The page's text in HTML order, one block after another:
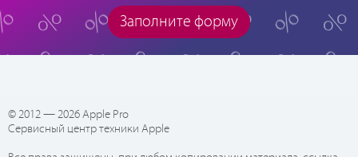
Заполните форму
© 2012 — 2026 Apple Pro
Сервисный центр техники Apple